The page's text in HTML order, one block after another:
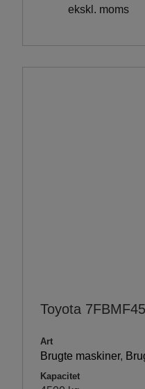
ekskl. moms
Toyota 7FBMF45
Art
Brugte maskiner,
Kapacitet